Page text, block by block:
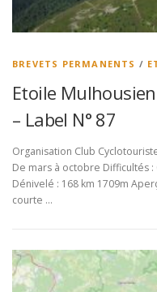
BREVETS PERMANENTS /
Etoile
– Label N° 87
Organisation Club
De mars à octobre Difficultés
Dénivelé : 168 km 1709m
courte …